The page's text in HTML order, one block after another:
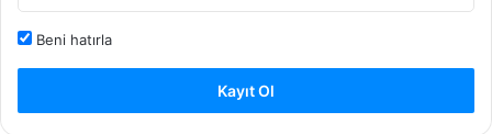
Beni hatırla
Kayıt Ol